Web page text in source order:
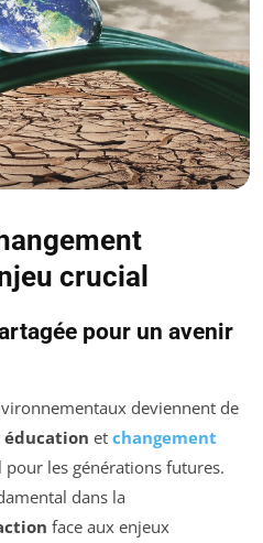
crucial
pour un avenir
deviennent de
éducation et changement
pour les générations futures.
dans la
face aux enjeux